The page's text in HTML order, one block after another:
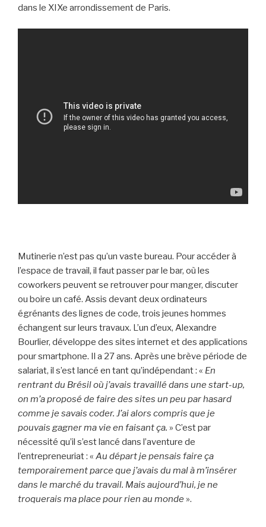
dans le XIXe arrondissement de Paris.
Mutinerie n’est pas qu’un vaste bureau. Pour accéder à
l’espace de travail, il faut passer par le bar, où les
coworkers peuvent se retrouver pour manger, discuter
ou boire un café. Assis devant deux ordinateurs
égrénants des lignes de code, trois jeunes hommes
échangent sur leurs travaux. L’un d’eux, Alexandre
Bourlier, développe des sites internet et des applications
pour smartphone. Il a 27 ans. Après une brève période de
salariat, il s’est lancé en tant qu’indépendant : « En
rentrant du Brésil où j’avais travaillé dans une start-up,
on m’a proposé de faire des sites un peu par hasard
comme je savais coder. J’ai alors compris que je
pouvais gagner ma vie en faisant ça. » C’est par
nécessité qu’il s’est lancé dans l’aventure de
l’entrepreneuriat : « Au départ je pensais faire ça
temporairement parce que j’avais du mal à m’insérer
dans le marché du travail. Mais aujourd’hui, je ne
troquerais ma place pour rien au monde ».